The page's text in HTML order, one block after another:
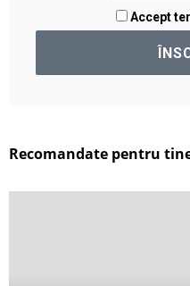
Accept
Recomandate pentru